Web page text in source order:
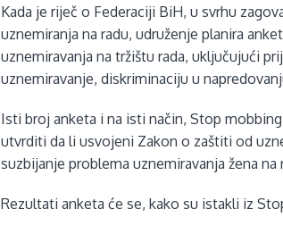
Kada je riječ o Federaciji BiH, u svrhu
uznemiranja na radu, udruženje planira
uznemiravanja na tržištu rada, uključujući
uznemiravanje, diskriminaciju u
Isti broj anketa i na isti način, Stop
utvrditi da li usvojeni Zakon o zaštiti od
suzbijanje problema uznemiravanja žena na
Rezultati anketa će se, kako su istakli iz